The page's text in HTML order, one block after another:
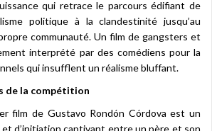
qui retrace le parcours édifiant de
politique à la clandestinité jusqu’au
communauté. Un film de gangsters et
interprété par des comédiens pour la
qui insufflent un réalisme bluffant.
de la compétition
film de Gustavo Rondón Córdova est un